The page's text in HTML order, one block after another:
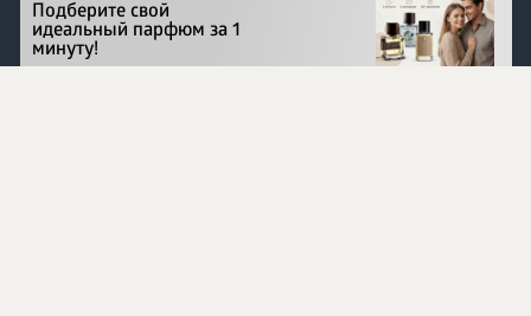
Перейти на сайт
Подберите свой
идеальный парфюм за 1
минуту!